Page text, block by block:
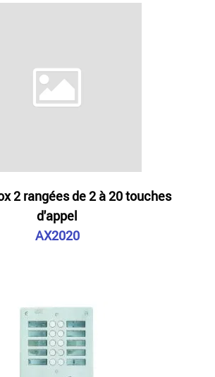
2 rangées de 2 à 20 touches
d'appel
AX2020